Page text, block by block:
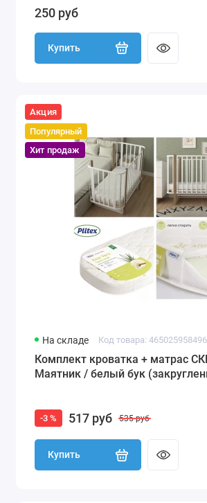
250 руб
Купить
Акция
Популярный
Хит продаж
На складе Код товара:
Комплект кроватка + матрас
Маятник / белый бук
-3 % 517 руб 535 руб
Купить